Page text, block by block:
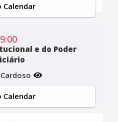
Calendar
e do Poder
Calendar